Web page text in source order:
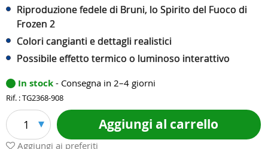
Riproduzione fedele di Bruni, lo Spirito del Fuoco di
Frozen 2
Colori cangianti e dettagli realistici
Possibile effetto termico o luminoso interattivo
In stock - Consegna in 2–4 giorni
Rif. : TG2368-908
1 Aggiungi al carrello
Aggiungi ai preferiti